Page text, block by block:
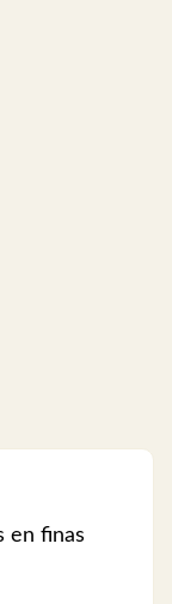
en finas